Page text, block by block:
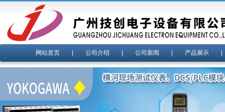
网站首页 公司介绍 公司新闻 产品展示